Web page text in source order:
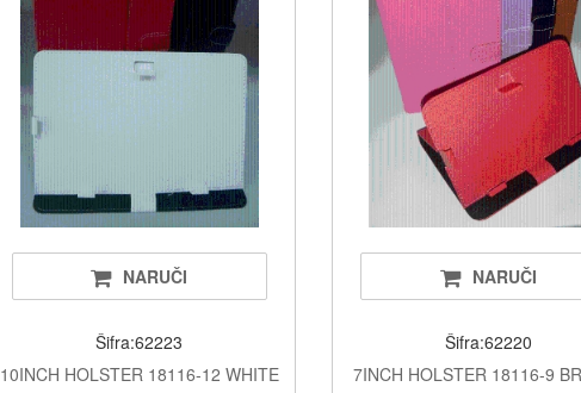
Kablovi i
Alati i
Printeri i
Baterije
Alarmi i
Satovi i
NARUČI
Šifra:62223
10INCH HOLSTER 18116-12 WHITE
NARUČI
Šifra:62220
7INCH HOLSTER 18116-9